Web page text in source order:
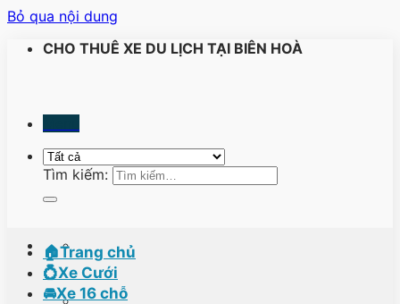
Bỏ qua nội dung
CHO THUÊ XE DU LỊCH TẠI BIÊN HOÀ
Tìm kiếm:
🏠Trang chủ
💍Xe Cưới
🚘Xe 16 chỗ